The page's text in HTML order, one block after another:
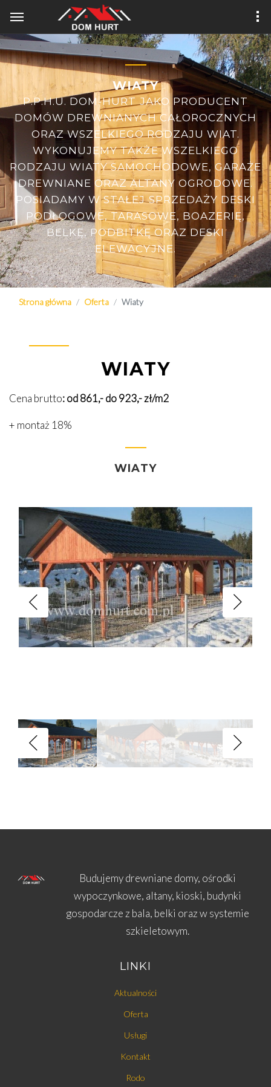
WIATY
P.P.H.U. DOM-HURT JAKO PRODUCENT
DOMÓW DREWNIANYCH CAŁOROCZNYCH
ORAZ WSZELKIEGO RODZAJU WIAT.
WYKONUJEMY TAKŻE WSZELKIEGO
RODZAJU WIATY SAMOCHODOWE, GARAŻE
DREWNIANE ORAZ ALTANY OGRODOWE.
POSIADAMY W STAŁEJ SPRZEDAŻY DESKI
PODŁOGOWE, TARASOWE, BOAZERIĘ,
BELKĘ, PODBITKĘ ORAZ DESKI
ELEWACYJNE.
Strona główna Oferta Wiaty
WIATY
Cena brutto: od 861,- do 923,- zł/m2
+ montaż 18%
WIATY
Budujemy drewniane domy, ośrodki
wypoczynkowe, altany, kioski, budynki
gospodarcze z bala, belki oraz w systemie
szkieletowym.
LINKI
Aktualności
Oferta
Usługi
Kontakt
Rodo